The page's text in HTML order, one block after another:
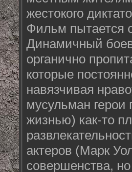
жестокого
Фильм пытается
Динамичный
органично
которые
навязчивая
мусульман герои
жизнью) как-то
актеров (Марк
совершенства,